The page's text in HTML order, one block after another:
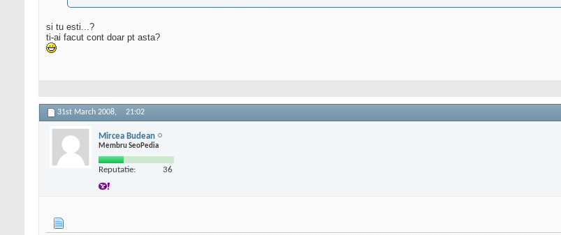
si tu esti...?
ti-ai facut cont doar pt asta?
31st March 2008, 21:02
Mircea Budean
Membru SeoPedia
Reputatie: 36